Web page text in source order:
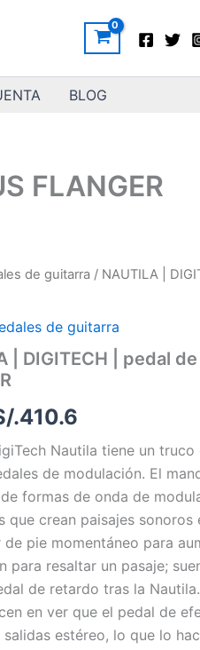
BLOG
FLANGER
de guitarra / NAUTILA |
de guitarra
| DIGITECH | pedal
.410.6
Nautila tiene un
de modulación. El
formas de onda de
que crean paisajes
pie momentáneo para
para resaltar un pasaje;
de retardo tras la
en ver que el pedal de
salidas estéreo, lo que lo